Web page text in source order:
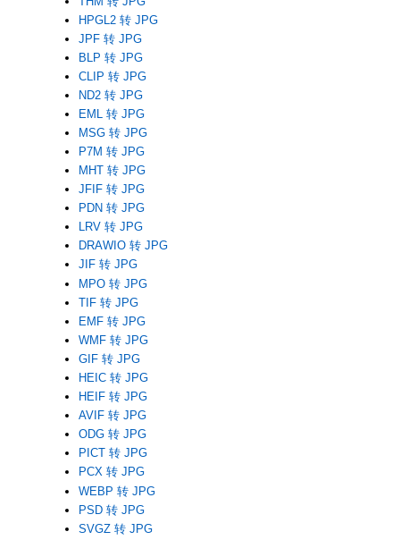
HPGL2 转 JPG
JPF 转 JPG
BLP 转 JPG
CLIP 转 JPG
ND2 转 JPG
EML 转 JPG
MSG 转 JPG
P7M 转 JPG
MHT 转 JPG
JFIF 转 JPG
PDN 转 JPG
LRV 转 JPG
DRAWIO 转 JPG
JIF 转 JPG
MPO 转 JPG
TIF 转 JPG
EMF 转 JPG
WMF 转 JPG
GIF 转 JPG
HEIC 转 JPG
HEIF 转 JPG
AVIF 转 JPG
ODG 转 JPG
PICT 转 JPG
PCX 转 JPG
WEBP 转 JPG
PSD 转 JPG
SVGZ 转 JPG